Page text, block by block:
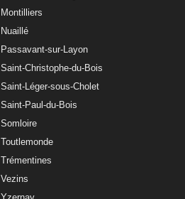
Montilliers
Nuaillé
Passavant-sur-Layon
Saint-Christophe-du-Bois
Saint-Léger-sous-Cholet
Saint-Paul-du-Bois
Somloire
Toutlemonde
Trémentines
Vezins